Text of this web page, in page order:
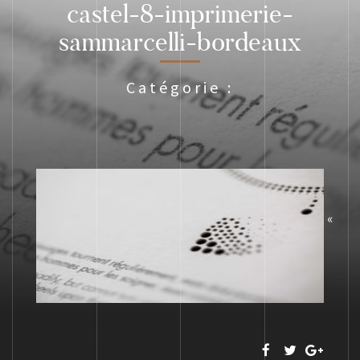
castel-8-imprimerie-
sammarcelli-bordeaux
Catégorie :
«